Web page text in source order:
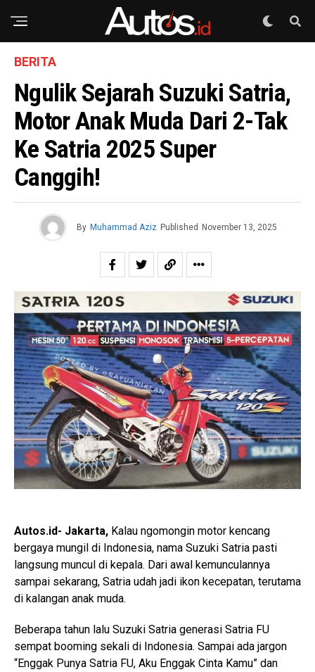
BERITA
Ngulik Sejarah Suzuki Satria,
Motor Anak Muda Dari 2-Tak
Ke Satria 2025 Super
Canggih!
By Muhammad Aziz Published November 13, 2025
Autos.id- Jakarta, Kalau ngomongin motor kencang
bergaya mungil di Indonesia, nama Suzuki Satria pasti
langsung muncul di kepala. Dari awal kemunculannya
sampai sekarang, Satria udah jadi ikon kecepatan, terutama
di kalangan anak muda.
Beberapa tahun lalu Suzuki Satria generasi Satria FU
sempat booming sekali di Indonesia. Sampai ada jargon
“Enggak Punya Satria FU, Aku Enggak Cinta Kamu” dan